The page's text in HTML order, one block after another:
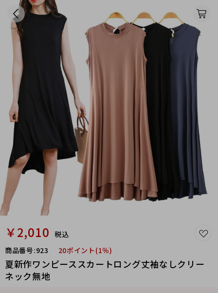
￥2,010 税込
商品番号:923 20ポイント(1％)
夏新作ワンピーススカートロング丈袖なしクリー
ネック無地